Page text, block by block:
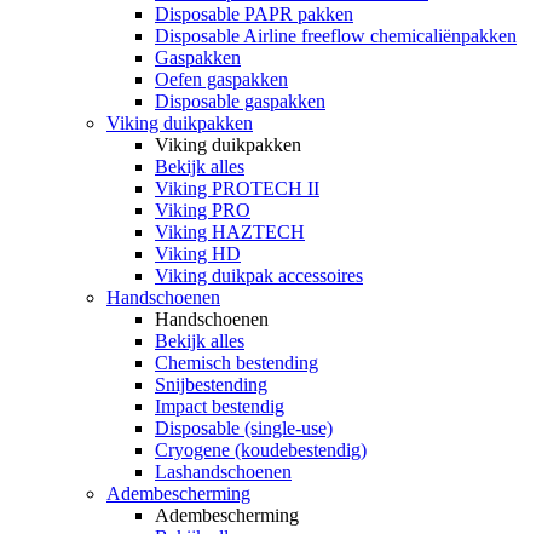
Disposable PAPR pakken
Disposable Airline freeflow chemicaliënpakken
Gaspakken
Oefen gaspakken
Disposable gaspakken
Viking duikpakken
Viking duikpakken
Bekijk alles
Viking PROTECH II
Viking PRO
Viking HAZTECH
Viking HD
Viking duikpak accessoires
Handschoenen
Handschoenen
Bekijk alles
Chemisch bestending
Snijbestending
Impact bestendig
Disposable (single-use)
Cryogene (koudebestendig)
Lashandschoenen
Adembescherming
Adembescherming